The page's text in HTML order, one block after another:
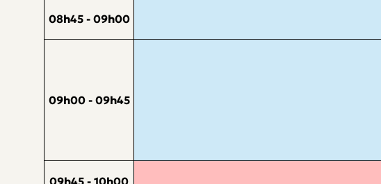
08h45 - 09h00
09h00 - 09h45
09h45 - 10h00